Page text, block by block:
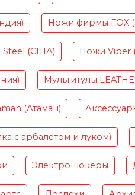
Ножи фирмы FOX
(США) Ножи Viper
Мультитулы
(Атаман)
с арбалетом и луком)
Электрошокеры